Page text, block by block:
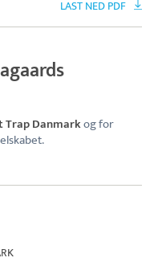
LAST NED PDF
Trap Danmarkog for